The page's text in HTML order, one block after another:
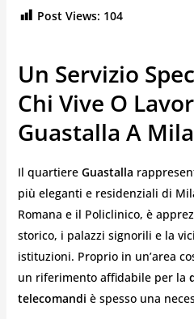
Post Views: 104
Un Servizio
Chi Vive O
Guastalla A
Il quartiere Guastalla
più eleganti e residenziali di
Romana e il Policlinico, è
storico, i palazzi signorili e la
istituzioni. Proprio in un’area
un riferimento affidabile per la
telecomandi è spesso una